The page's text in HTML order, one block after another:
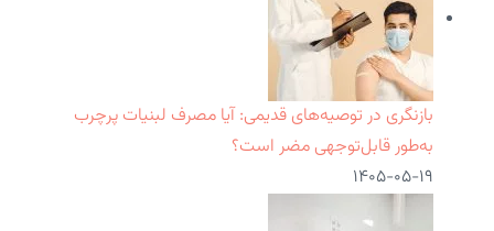
بازنگری در توصیه‌های قدیمی: آیا مصرف لبنیات پرچرب
به‌طور قابل‌توجهی مضر است؟
۱۴۰۵-۰۵-۱۹